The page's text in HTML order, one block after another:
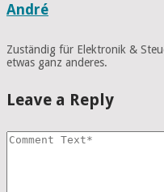
André
Zuständig für Elektronik &
etwas ganz anderes.
Leave a Reply